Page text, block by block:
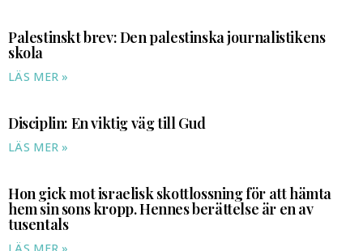
Palestinskt brev: Den palestinska journalistikens
skola
LÄS MER »
Disciplin: En viktig väg till Gud
LÄS MER »
Hon gick mot israelisk skottlossning för att hämta
hem sin sons kropp. Hennes berättelse är en av
tusentals